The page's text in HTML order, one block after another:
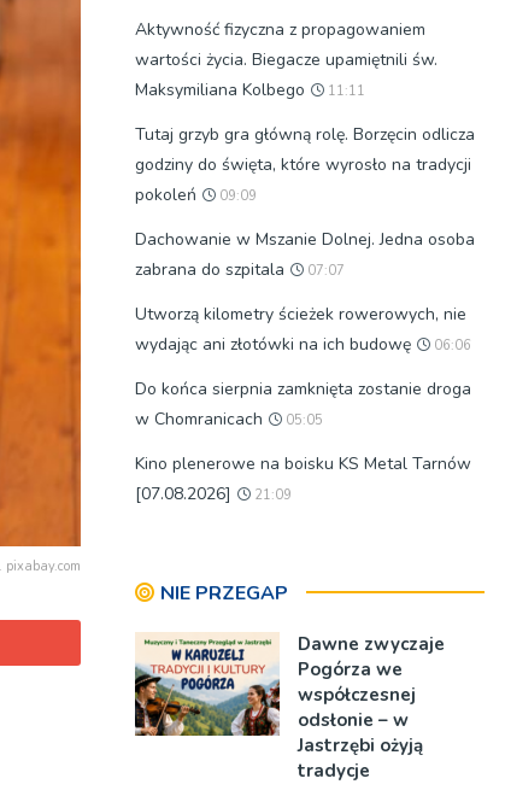
pixabay.com
Aktywność fizyczna z propagowaniem
wartości życia. Biegacze upamiętnili św.
Maksymiliana Kolbego
11:11
Tutaj grzyb gra główną rolę. Borzęcin odlicza
godziny do święta, które wyrosło na tradycji
pokoleń
09:09
Dachowanie w Mszanie Dolnej. Jedna osoba
zabrana do szpitala
07:07
Utworzą kilometry ścieżek rowerowych, nie
wydając ani złotówki na ich budowę
06:06
Do końca sierpnia zamknięta zostanie droga
w Chomranicach
05:05
Kino plenerowe na boisku KS Metal Tarnów
[07.08.2026]
21:09
NIE PRZEGAP
Dawne zwyczaje
Pogórza we
współczesnej
odsłonie – w
Jastrzębi ożyją
tradycje